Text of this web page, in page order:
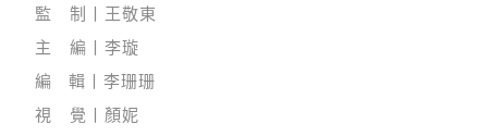
監 制丨王敬東
主 編丨李璇
編 輯丨李珊珊
視 覺丨顏妮